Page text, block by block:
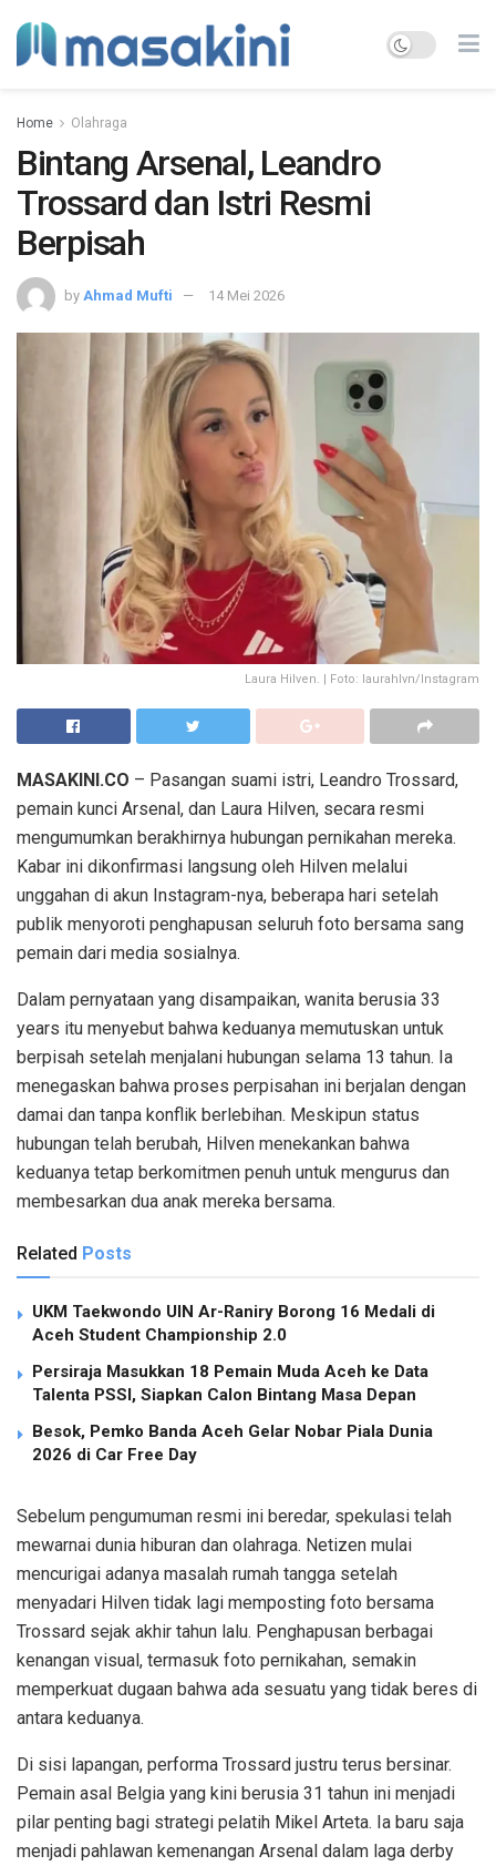
Home Olahraga
Bintang Arsenal, Leandro
Trossard dan Istri Resmi
Berpisah
by Ahmad Mufti 14 Mei 2026
Laura Hilven. | Foto: laurahlvn/Instagram
MASAKINI.CO – Pasangan suami istri, Leandro Trossard,
pemain kunci Arsenal, dan Laura Hilven, secara resmi
mengumumkan berakhirnya hubungan pernikahan mereka.
Kabar ini dikonfirmasi langsung oleh Hilven melalui
unggahan di akun Instagram-nya, beberapa hari setelah
publik menyoroti penghapusan seluruh foto bersama sang
pemain dari media sosialnya.
Dalam pernyataan yang disampaikan, wanita berusia 33
years itu menyebut bahwa keduanya memutuskan untuk
berpisah setelah menjalani hubungan selama 13 tahun. Ia
menegaskan bahwa proses perpisahan ini berjalan dengan
damai dan tanpa konflik berlebihan. Meskipun status
hubungan telah berubah, Hilven menekankan bahwa
keduanya tetap berkomitmen penuh untuk mengurus dan
membesarkan dua anak mereka bersama.
Related Posts
UKM Taekwondo UIN Ar-Raniry Borong 16 Medali di
Aceh Student Championship 2.0
Persiraja Masukkan 18 Pemain Muda Aceh ke Data
Talenta PSSI, Siapkan Calon Bintang Masa Depan
Besok, Pemko Banda Aceh Gelar Nobar Piala Dunia
2026 di Car Free Day
Sebelum pengumuman resmi ini beredar, spekulasi telah
mewarnai dunia hiburan dan olahraga. Netizen mulai
mencurigai adanya masalah rumah tangga setelah
menyadari Hilven tidak lagi memposting foto bersama
Trossard sejak akhir tahun lalu. Penghapusan berbagai
kenangan visual, termasuk foto pernikahan, semakin
memperkuat dugaan bahwa ada sesuatu yang tidak beres di
antara keduanya.
Di sisi lapangan, performa Trossard justru terus bersinar.
Pemain asal Belgia yang kini berusia 31 tahun ini menjadi
pilar penting bagi strategi pelatih Mikel Arteta. Ia baru saja
menjadi pahlawan kemenangan Arsenal dalam laga derby